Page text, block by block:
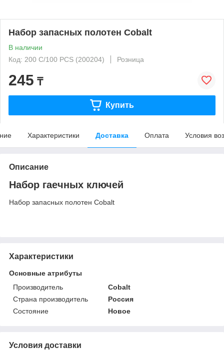
Набор запасных полотен Cobalt
В наличии
Код: 200 С/100 PCS (200204)
Розница
245 ₸
Купить
Характеристики Доставка Оплата Условия
Описание
Набор гаечных ключей
Набор запасных полотен Cobalt
Характеристики
Основные атрибуты
Производитель
Cobalt
Страна производитель
Россия
Состояние
Новое
Условия доставки